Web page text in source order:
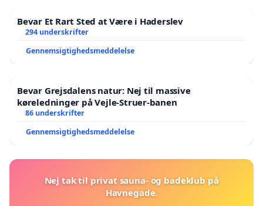
Bevar Et Rart Sted at Være i Haderslev
294 underskrifter
Gennemsigtighedsmeddelelse
Bevar Grejsdalens natur: Nej til massive
køreledninger på Vejle-Struer-banen
86 underskrifter
Gennemsigtighedsmeddelelse
Nej tak til privat sauna- og badeklub på
Havnegade.